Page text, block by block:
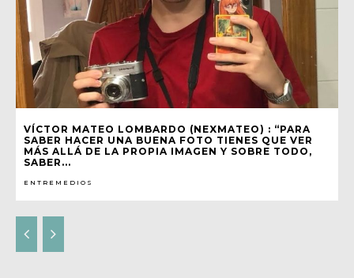
VÍCTOR MATEO LOMBARDO (NEXMATEO) : “PARA
SABER HACER UNA BUENA FOTO TIENES QUE VER
MÁS ALLÁ DE LA PROPIA IMAGEN Y SOBRE TODO,
SABER...
ENTREMEDIOS